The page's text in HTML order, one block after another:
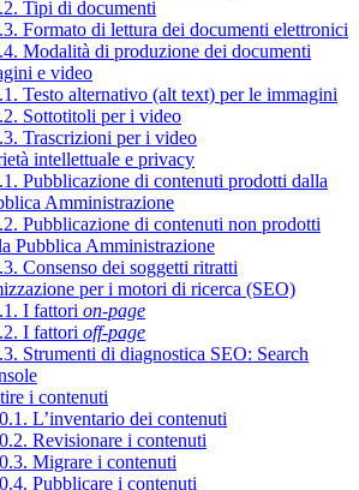
Tipi di documenti
Formato di lettura dei documenti elettronici
Modalità di produzione dei documenti
e video
Testo alternativo (alt text) per le immagini
Sottotitoli per i video
Trascrizioni per i video
intellettuale e privacy
Pubblicazione di contenuti prodotti dalla
Amministrazione
Pubblicazione di contenuti non prodotti
Pubblica Amministrazione
Consenso dei soggetti ritratti
per i motori di ricerca (SEO)
I fattori on-page
I fattori off-page
Strumenti di diagnostica SEO: Search
i contenuti
L’inventario dei contenuti
Revisionare i contenuti
Migrare i contenuti
Pubblicare i contenuti